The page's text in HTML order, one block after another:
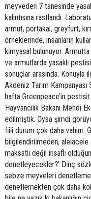
meyveden 7 tanesinde
kalıntısına rastlandı.
armut, portakal, greyfurt,
örneklerinde, insanların
kimyasal bulunuyor. Armutta
ve armutlarda yasaklı
sonuçlar arasında. Konuyla
Akdeniz Tarım
hafta Greenpeace’in pestisit
Hayvancılık Bakanı Mehdi
edilmiştik. Oysa şimdi
fiili durum çok daha vahim.
bilgilendirilmeden, alelacele
maksatlı değil insaflı
denetleyecekler?' Dinç
sebze meyveleri
denetlemekten çok daha